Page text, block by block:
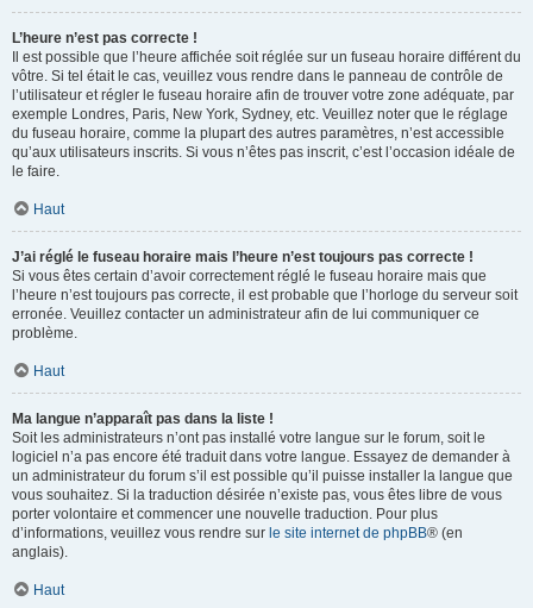
L’heure n’est pas correcte !
Il est possible que l’heure affichée soit réglée sur un fuseau horaire différent du
vôtre. Si tel était le cas, veuillez vous rendre dans le panneau de contrôle de
l’utilisateur et régler le fuseau horaire afin de trouver votre zone adéquate, par
exemple Londres, Paris, New York, Sydney, etc. Veuillez noter que le réglage
du fuseau horaire, comme la plupart des autres paramètres, n’est accessible
qu’aux utilisateurs inscrits. Si vous n’êtes pas inscrit, c’est l’occasion idéale de
le faire.
Haut
J’ai réglé le fuseau horaire mais l’heure n’est toujours pas correcte !
Si vous êtes certain d’avoir correctement réglé le fuseau horaire mais que
l’heure n’est toujours pas correcte, il est probable que l’horloge du serveur soit
erronée. Veuillez contacter un administrateur afin de lui communiquer ce
problème.
Haut
Ma langue n’apparaît pas dans la liste !
Soit les administrateurs n’ont pas installé votre langue sur le forum, soit le
logiciel n’a pas encore été traduit dans votre langue. Essayez de demander à
un administrateur du forum s’il est possible qu’il puisse installer la langue que
vous souhaitez. Si la traduction désirée n’existe pas, vous êtes libre de vous
porter volontaire et commencer une nouvelle traduction. Pour plus
d’informations, veuillez vous rendre sur le site internet de phpBB® (en
anglais).
Haut